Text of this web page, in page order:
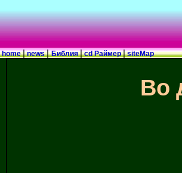
home|news|Библия|cd Раймер|siteMap
Во